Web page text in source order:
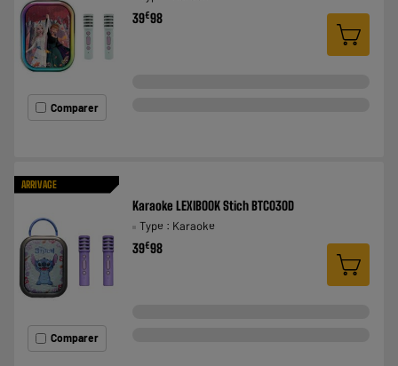
Comparer
39€98
ARRIVAGE
Comparer
Karaoke LEXIBOOK Stich BTC030D
Type : Karaoke
39€98